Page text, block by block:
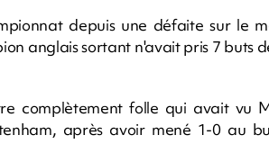
depuis une défaite sur le
anglais sortant n'avait pris 7 buts
complètement folle qui avait vu
après avoir mené 1-0 au